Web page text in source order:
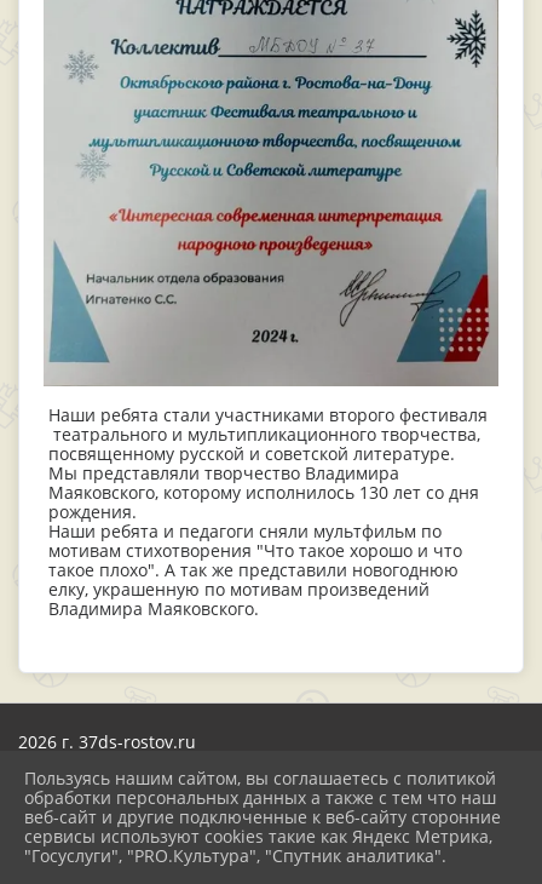
Наши ребята стали участниками второго фестиваля
театрального и мультипликационного творчества,
посвященному русской и советской литературе.
Мы представляли творчество Владимира
Маяковского, которому исполнилось 130 лет со дня
рождения.
Наши ребята и педагоги сняли мультфильм по
мотивам стихотворения "Что такое хорошо и что
такое плохо". А так же представили новогоднюю
елку, украшенную по мотивам произведений
Владимира Маяковского.
2026 г. 37ds-rostov.ru
Карта сайта
Политика обработки персональных данных
Сделано на KubCMS
Разработка и поддержка
Пользуясь нашим сайтом, вы соглашаетесь с политикой
обработки персональных данных а также с тем что наш
веб-сайт и другие подключенные к веб-сайту сторонние
сервисы используют cookies такие как Яндекс Метрика,
"Госуслуги", "PRO.Культура", "Спутник аналитика".